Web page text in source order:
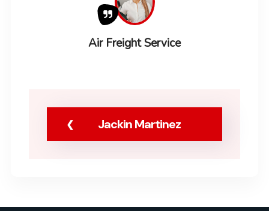
Air Freight Service
Jackin Martinez